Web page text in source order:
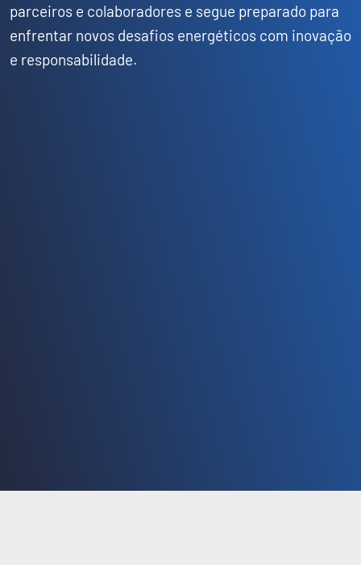
parceiros e colaboradores e segue preparado para
enfrentar novos desafios energéticos com inovação
e responsabilidade.